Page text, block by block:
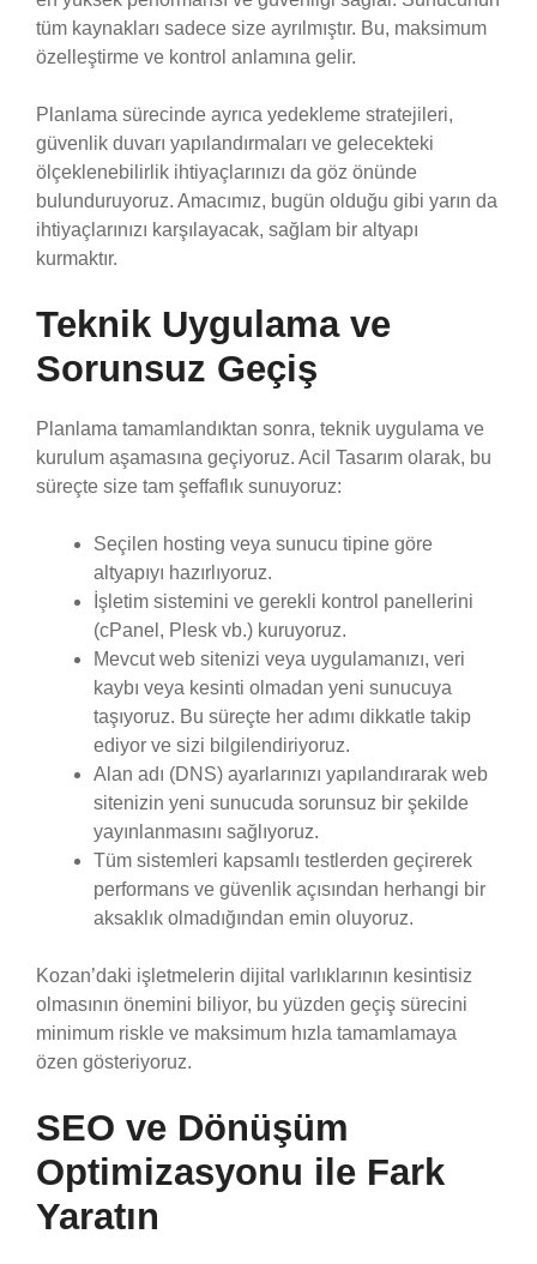
tüm kaynakları sadece size ayrılmıştır. Bu, maksimum
özelleştirme ve kontrol anlamına gelir.
Planlama sürecinde ayrıca yedekleme stratejileri,
güvenlik duvarı yapılandırmaları ve gelecekteki
ölçeklenebilirlik ihtiyaçlarınızı da göz önünde
bulunduruyoruz. Amacımız, bugün olduğu gibi yarın da
ihtiyaçlarınızı karşılayacak, sağlam bir altyapı
kurmaktır.
Teknik Uygulama ve
Sorunsuz Geçiş
Planlama tamamlandıktan sonra, teknik uygulama ve
kurulum aşamasına geçiyoruz. Acil Tasarım olarak, bu
süreçte size tam şeffaflık sunuyoruz:
Seçilen hosting veya sunucu tipine göre
altyapıyı hazırlıyoruz.
İşletim sistemini ve gerekli kontrol panellerini
(cPanel, Plesk vb.) kuruyoruz.
Mevcut web sitenizi veya uygulamanızı, veri
kaybı veya kesinti olmadan yeni sunucuya
taşıyoruz. Bu süreçte her adımı dikkatle takip
ediyor ve sizi bilgilendiriyoruz.
Alan adı (DNS) ayarlarınızı yapılandırarak web
sitenizin yeni sunucuda sorunsuz bir şekilde
yayınlanmasını sağlıyoruz.
Tüm sistemleri kapsamlı testlerden geçirerek
performans ve güvenlik açısından herhangi bir
aksaklık olmadığından emin oluyoruz.
Kozan’daki işletmelerin dijital varlıklarının kesintisiz
olmasının önemini biliyor, bu yüzden geçiş sürecini
minimum riskle ve maksimum hızla tamamlamaya
özen gösteriyoruz.
SEO ve Dönüşüm
Optimizasyonu ile Fark
Yaratın